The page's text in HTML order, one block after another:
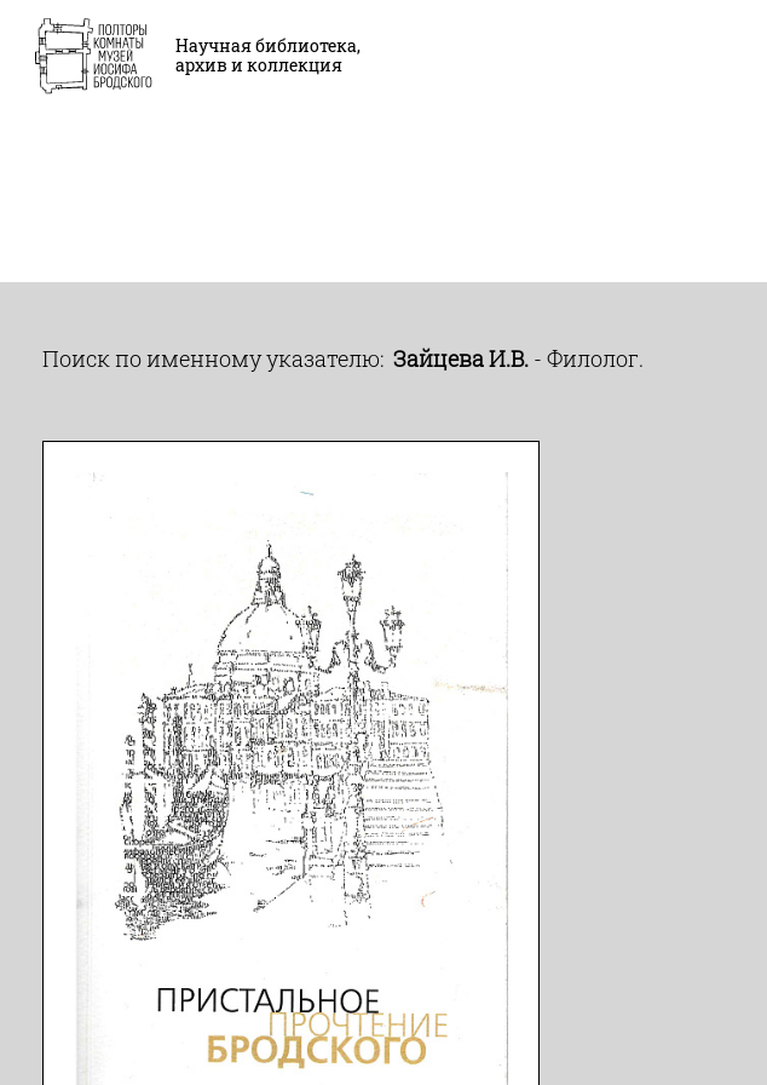
Научная библиотека,
архив и коллекция
Поиск по именному указателю: Зайцева И.В. - Филолог.